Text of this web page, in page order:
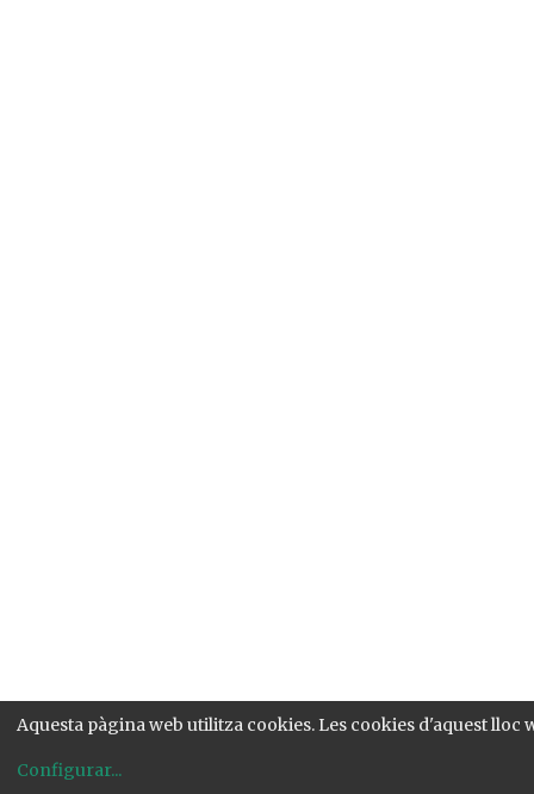
Aquesta pàgina web utilitza cookies. Les cookies d'aquest
Configurar...